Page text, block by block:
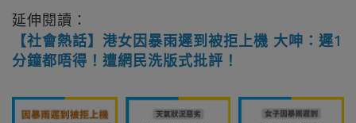
延伸閱讀：
【社會熱話】港女因暴雨遲到被拒上機 大呻：遲1
分鐘都唔得！遭網民洗版式批評！